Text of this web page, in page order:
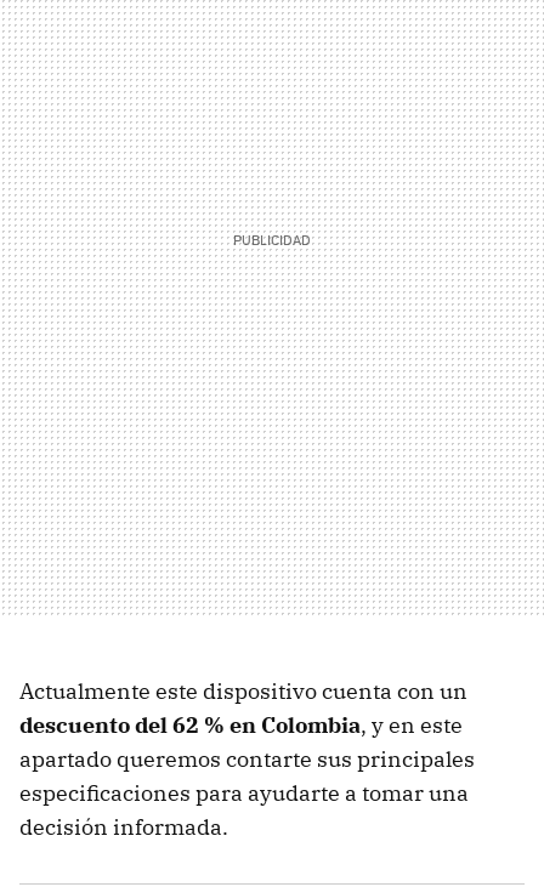
Actualmente este dispositivo cuenta con un
descuento del 62 % en Colombia, y en este
apartado queremos contarte sus principales
especificaciones para ayudarte a tomar una
decisión informada.